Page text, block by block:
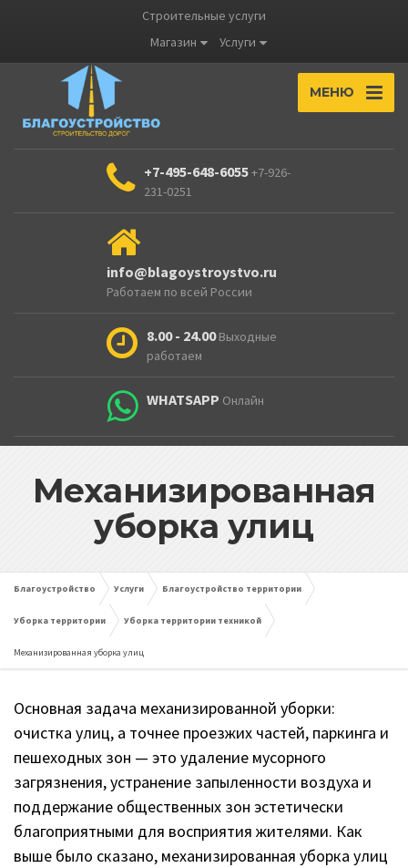
Строительные услуги
Магазин
Услуги
МЕНЮ
+7-495-648-6055+7-926-
231-0251
info@blagoystroystvo.ru
Работаем по всей России
8.00 - 24.00 Выходные
работаем
WHATSAPP Онлайн
Механизированная
уборка улиц
Благоустройство Услуги Благоустройство территории
Уборка территории Уборка территории техникой
Механизированная уборка улиц
Основная задача механизированной уборки:
очистка улиц, а точнее проезжих частей, паркинга и
пешеходных зон — это удаление мусорного
загрязнения, устранение запыленности воздуха и
поддержание общественных зон эстетически
благоприятными для восприятия жителями. Как
выше было сказано, механизированная уборка улиц